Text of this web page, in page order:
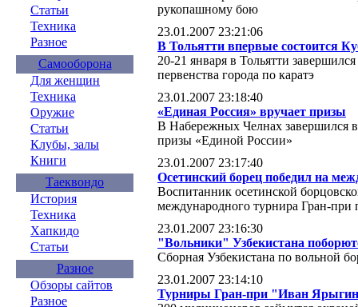
Статьи
Техника
Разное
Самооборона
Для женщин
Техника
Оружие
Статьи
Клубы, залы
Книги
Таеквондо
История
Техника
Хапкидо
Статьи
Разное
Обзоры сайтов
Разное
рукопашному бою
23.01.2007 23:21:06
В Тольятти впервые состоится
20-21 января в Тольятти
первенства города по каратэ
23.01.2007 23:18:40
«Единая Россия» вручает призы
В Набережных Челнах завершился
призы «Единой России»
23.01.2007 23:17:40
Осетинский борец победил на
Воспитанник осетинской
международного турнира Гран-
23.01.2007 23:16:30
"Вольники" Узбекистана
Сборная Узбекистана по вольной
23.01.2007 23:14:10
Турниры Гран-при "Иван